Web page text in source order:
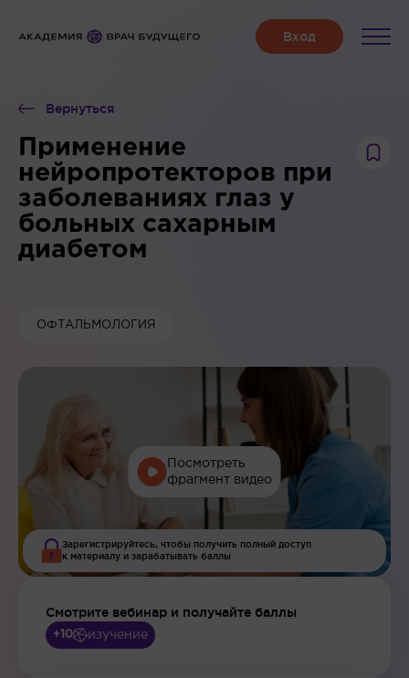
Вернуться
Применение
нейропротекторов при
заболеваниях глаз у
больных сахарным
диабетом
ОФТАЛЬМОЛОГИЯ
Посмотреть
фрагмент видео
Зарегистрируйтесь, чтобы получить полный доступ
к материалу и зарабатывать баллы
Смотрите вебинар и получайте баллы
+10 изучение